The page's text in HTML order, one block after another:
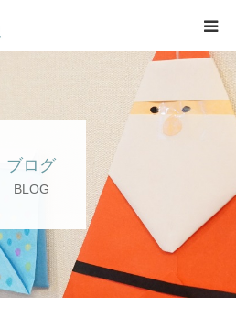
ブログ
BLOG